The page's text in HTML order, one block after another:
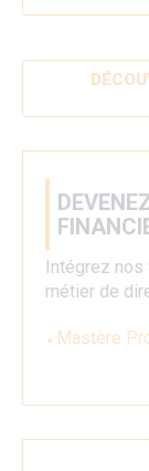
Intégrez
métier de
Mastère